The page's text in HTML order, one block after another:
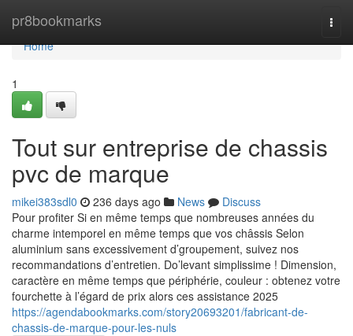
pr8bookmarks
Home
Home
1
Tout sur entreprise de chassis
pvc de marque
mikei383sdl0 236 days ago News
Discuss
Pour profiter Si en même temps que nombreuses années du
charme intemporel en même temps que vos châssis Selon
aluminium sans excessivement d’groupement, suivez nos
recommandations d’entretien. Do’levant simplissime ! Dimension,
caractère en même temps que périphérie, couleur : obtenez votre
fourchette à l’égard de prix alors ces assistance 2025
https://agendabookmarks.com/story20693201/fabricant-de-
chassis-de-marque-pour-les-nuls